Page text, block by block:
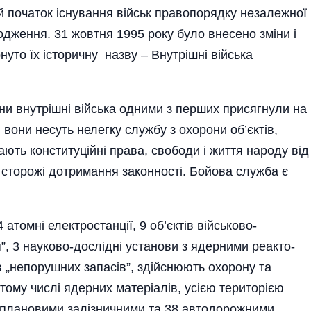
існування військ правопорядку незалежної
31 жовтня 1995 року було внесено зміни і
їх історичну назву – Внутрішні війська
внутрішні війська одними з перших присягнули на
несуть нелегку службу з охорони об’єктів,
конституційні права, свободи і життя народу від
дотримання законності. Бойова­ служба є
електростанції, 9 об’єктів військово­-
3 науково-дослідні установи з ядерними реакто­
запасів”, здійснюють охорону та
числі ядерних матеріалів, усією територією